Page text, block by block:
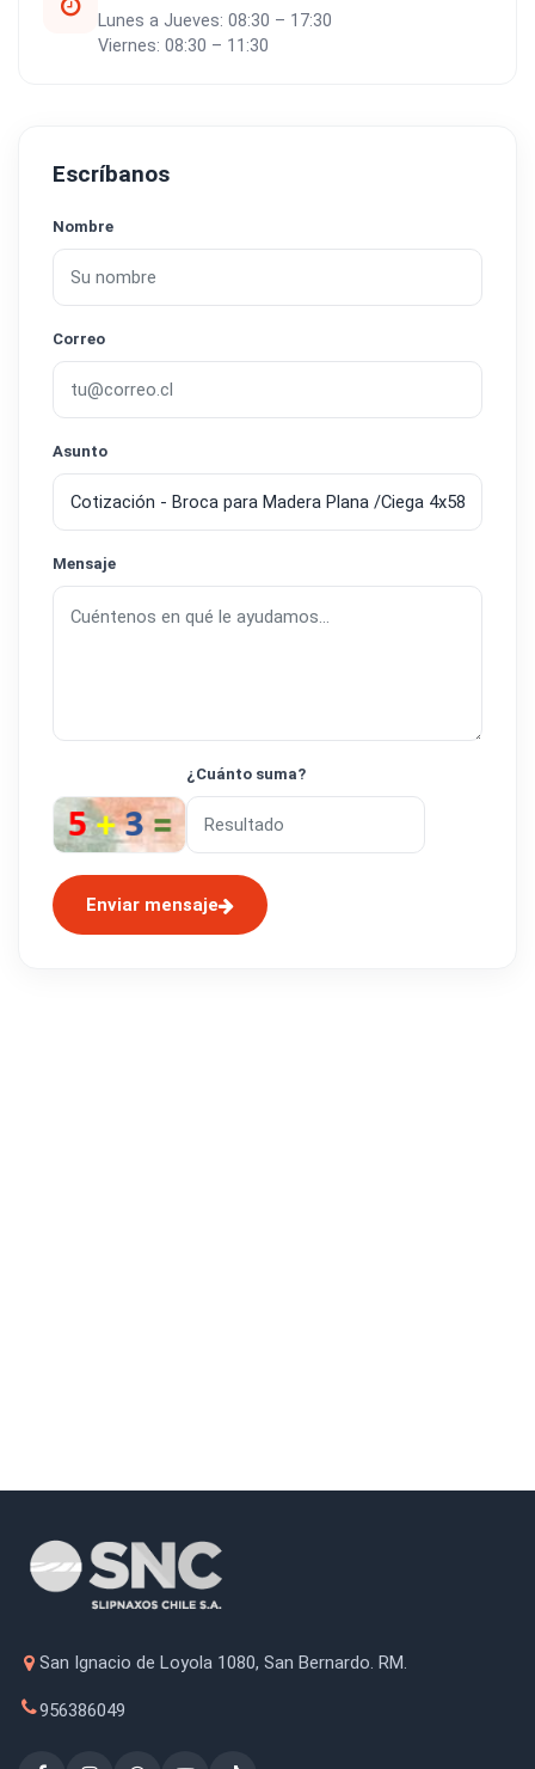
Lunes a Jueves: 08:30 – 17:30
Viernes: 08:30 – 11:30
Escríbanos
Nombre
Correo
Asunto
Mensaje
¿Cuánto suma?
Enviar mensaje
San Ignacio de Loyola 1080, San Bernardo. RM.
956386049